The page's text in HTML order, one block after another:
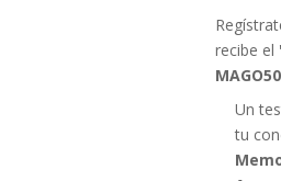
recibe el
Un
tu